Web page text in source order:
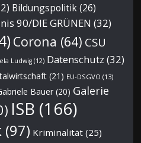
Bildungspolitik(26)
90/DIE GRÜNEN (32)
Corona (64) CSU
Ludwig (12) Datenschutz (32)
(21) EU-DSGVO (13)
Bauer (20) Galerie
ISB (166)
(97) Kriminalität (25)